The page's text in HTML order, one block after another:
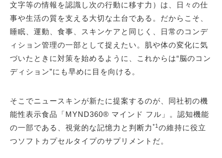
文字等の情報を認識し次の行動に移す力）は、日々の仕
事や生活の質を支える大切な土台である。だからこそ、
睡眠、運動、食事、スキンケアと同じく、日常のコンデ
ィション管理の一部として捉えたい。肌や体の変化に気
づいたときに対策を始めるように、これからは“脳のコン
ディション”にも早めに目を向ける。
そこでニュースキンが新たに提案するのが、同社初の機
能性表示食品「MYND360® マインド フル」。認知機能
の一部である、視覚的な記憶力と判断力 *1 の維持に役立
つソフトカプセルタイプのサプリメントだ。